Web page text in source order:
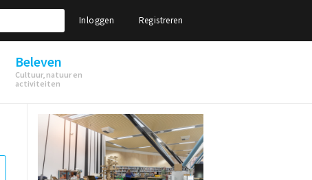
Inloggen Registreren
Beleven
Cultuur, natuur en
activiteiten